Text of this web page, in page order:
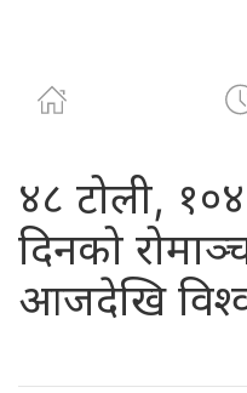
४८ टोली,
दिनको
आजदेखि